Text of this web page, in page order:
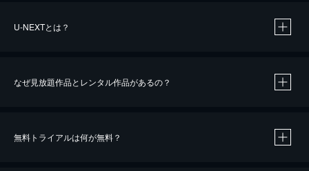
U-NEXTとは？
なぜ見放題作品とレンタル作品があるの？
無料トライアルは何が無料？